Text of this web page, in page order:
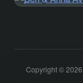
Copyright ©